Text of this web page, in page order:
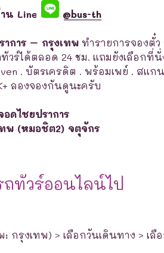
น Line
@bus-th
าการ – กรุงเทพ ทำรายการจองตั๋ว
วร์ได้ตลอด 24 ชม. แถมยังเลือกที่นั่
. บัตรเครดิต . พร้อมเพย์ . สแกน
ลองจองกันดูนะครับ
อดไชยปราการ
ทพ (หมอชิต2) จตุจักร
ทัวร์ออนไลน์ไป
กรุงเทพ) > เลือกวันเดินทาง > เลื